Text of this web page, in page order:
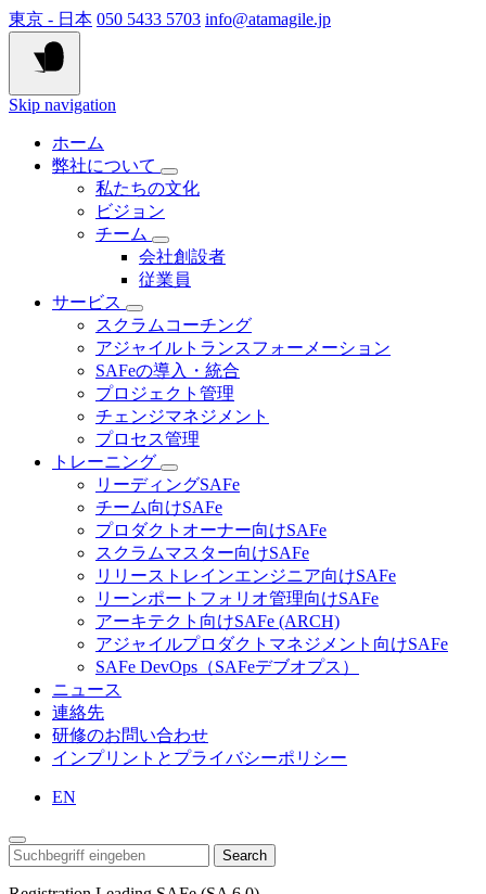
東京 - 日本 050 5433 5703 info@atamagile.jp
Skip navigation
ホーム
弊社について
私たちの文化
ビジョン
チーム
会社創設者
従業員
サービス
スクラムコーチング
アジャイルトランスフォーメーション
SAFeの導入・統合
プロジェクト管理
チェンジマネジメント
プロセス管理
トレーニング
リーディングSAFe
チーム向けSAFe
プロダクトオーナー向けSAFe
スクラムマスター向けSAFe
リリーストレインエンジニア向けSAFe
リーンポートフォリオ管理向けSAFe
アーキテクト向けSAFe (ARCH)
アジャイルプロダクトマネジメント向けSAFe
SAFe DevOps（SAFeデブオプス）
ニュース
連絡先
研修のお問い合わせ
インプリントとプライバシーポリシー
EN
Search